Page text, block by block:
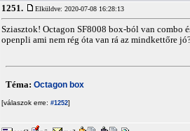
1251. Elküldve: 2020-07-08 16:28:13
Sziasztok! Octagon SF8008 box-ból van
openpli ami nem rég óta van rá az mindkettőre
Téma: Octagon box
[válaszok erre: #1252]